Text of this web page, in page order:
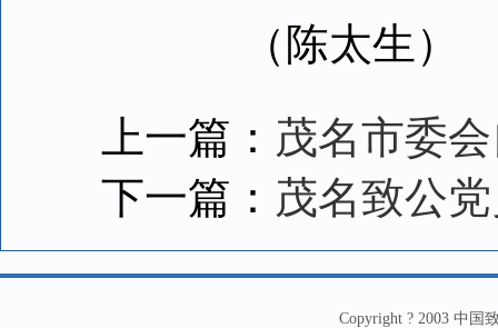
（陈太生）
上一篇： 茂名市委
下一篇： 茂名致公
Copyright ? 2003 中国